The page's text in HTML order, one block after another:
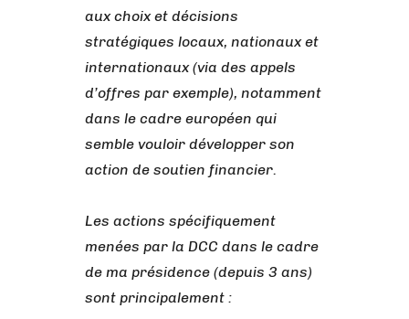
aux choix et décisions
stratégiques locaux, nationaux et
internationaux (via des appels
d’offres par exemple), notamment
dans le cadre européen qui
semble vouloir développer son
action de soutien financier.
Les actions spécifiquement
menées par la DCC dans le cadre
de ma présidence (depuis 3 ans)
sont principalement :